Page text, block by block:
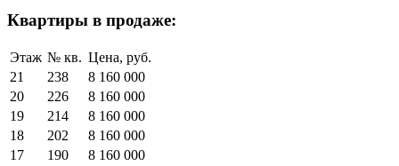
Квартиры в продаже:
Этаж № кв. Цена, руб.
21
238
8 160 000
20
226
8 160 000
19
214
8 160 000
18
202
8 160 000
17
190
8 160 000